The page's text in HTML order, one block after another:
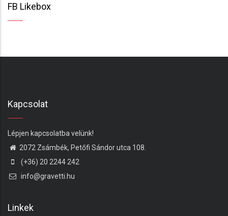
FB Likebox
Kapcsolat
Lépjen kapcsolatba velünk!
2072 Zsámbék, Petőfi Sándor utca 108.
(+36) 20 2244 242
info@gravetti.hu
Linkek